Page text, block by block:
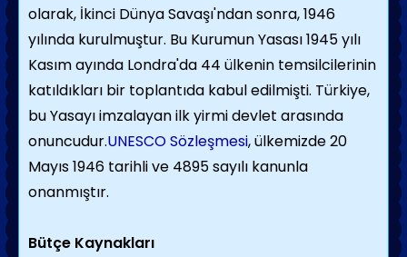
olarak, İkinci Dünya Savaşı'ndan sonra, 1946
yılında kurulmuştur. Bu Kurumun Yasası 1945 yılı
Kasım ayında Londra'da 44 ülkenin temsilcilerinin
katıldıkları bir toplantıda kabul edilmişti. Türkiye,
bu Yasayı imzalayan ilk yirmi devlet arasında
onuncudur.UNESCO Sözleşmesi, ülkemizde 20
Mayıs 1946 tarihli ve 4895 sayılı kanunla
onanmıştır.
Bütçe Kaynakları